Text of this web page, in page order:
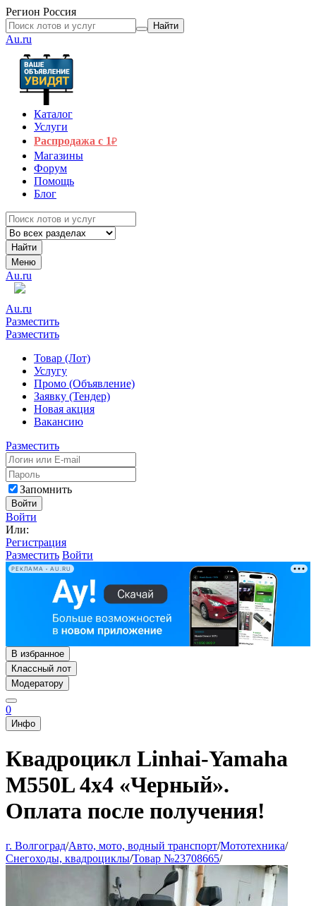
Регион Россия
Найти
Au.ru
Каталог
Услуги
Распродажа с 1₽
Магазины
Форум
Помощь
Блог
Найти
Меню
Au.ru
Au.ru
Разместить
Разместить
Товар (Лот)
Услугу
Промо (Объявление)
Заявку (Тендер)
Новая акция
Вакансию
Разместить
Запомнить
Войти
Войти
Или:
Регистрация
Разместить Войти
РЕКЛАМА • AU.RU
В избранное
Классный лот
Модератору
0
Инфо
Квадроцикл Linhai-Yamaha
M550L 4x4 «Черный».
Оплата после получения!
г. Волгоград/Авто, мото, водный транспорт/Мототехника/
Снегоходы, квадроциклы/Товар №23708665/